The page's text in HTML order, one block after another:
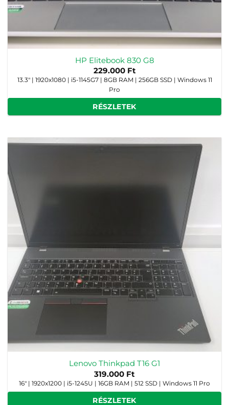
HP Elitebook 830 G8
229.000 Ft
13.3" | 1920x1080 | i5-1145G7 | 8GB RAM | 256GB SSD | Windows 11
Pro
RÉSZLETEK
Lenovo Thinkpad T16 G1
319.000 Ft
16" | 1920x1200 | i5-1245U | 16GB RAM | 512 SSD | Windows 11 Pro
RÉSZLETEK